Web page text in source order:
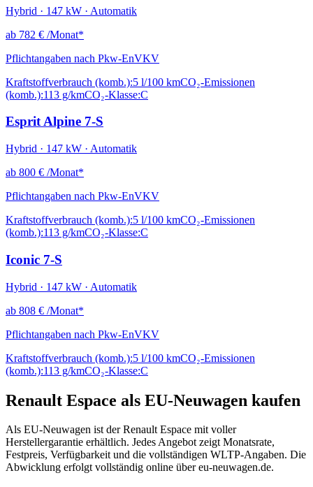
Hybrid · 147 kW · Automatik
ab 782 € /Monat*
Pflichtangaben nach Pkw-EnVKV
Kraftstoffverbrauch (komb.):5 l/100 kmCO₂-Emissionen
(komb.):113 g/kmCO₂-Klasse:C
Esprit Alpine 7-S
Hybrid · 147 kW · Automatik
ab 800 € /Monat*
Pflichtangaben nach Pkw-EnVKV
Kraftstoffverbrauch (komb.):5 l/100 kmCO₂-Emissionen
(komb.):113 g/kmCO₂-Klasse:C
Iconic 7-S
Hybrid · 147 kW · Automatik
ab 808 € /Monat*
Pflichtangaben nach Pkw-EnVKV
Kraftstoffverbrauch (komb.):5 l/100 kmCO₂-Emissionen
(komb.):113 g/kmCO₂-Klasse:C
Renault Espace als EU-Neuwagen kaufen
Als EU-Neuwagen ist der Renault Espace mit voller
Herstellergarantie erhältlich. Jedes Angebot zeigt Monatsrate,
Festpreis, Verfügbarkeit und die vollständigen WLTP-Angaben. Die
Abwicklung erfolgt vollständig online über eu-neuwagen.de.